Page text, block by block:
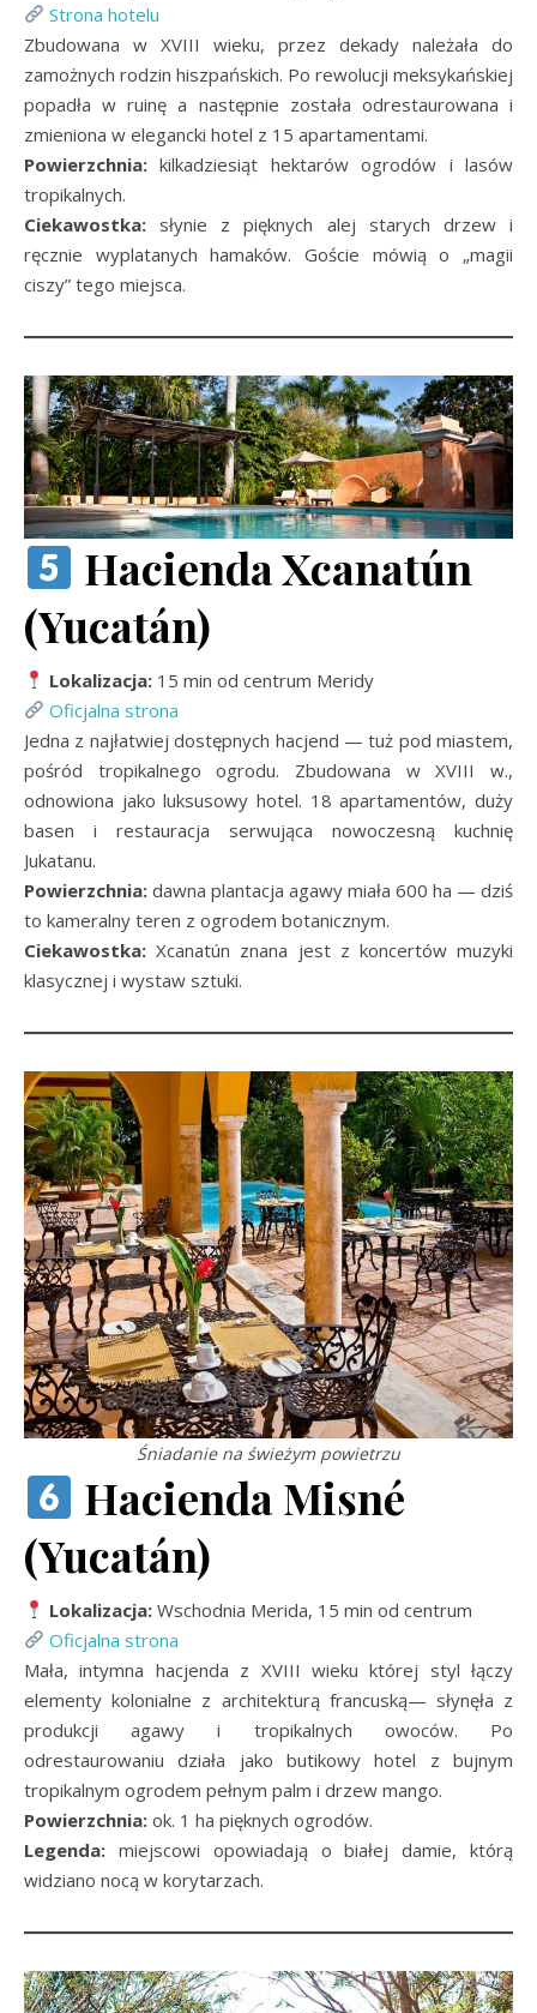
Strona hotelu
Zbudowana w XVIII wieku, przez dekady należała do
zamożnych rodzin hiszpańskich. Po rewolucji meksykańskiej
popadła w ruinę a następnie została odrestaurowana i
zmieniona w elegancki hotel z 15 apartamentami.
Powierzchnia: kilkadziesiąt hektarów ogrodów i lasów
tropikalnych.
Ciekawostka: słynie z pięknych alej starych drzew i
ręcznie wyplatanych hamaków. Goście mówią o „magii
ciszy” tego miejsca.
Hacienda Xcanatún
(Yucatán)
Lokalizacja: 15 min od centrum Meridy
Oficjalna strona
Jedna z najłatwiej dostępnych hacjend — tuż pod miastem,
pośród tropikalnego ogrodu. Zbudowana w XVIII w.,
odnowiona jako luksusowy hotel. 18 apartamentów, duży
basen i restauracja serwująca nowoczesną kuchnię
Jukatanu.
Powierzchnia: dawna plantacja agawy miała 600 ha — dziś
to kameralny teren z ogrodem botanicznym.
Ciekawostka: Xcanatún znana jest z koncertów muzyki
klasycznej i wystaw sztuki.
Śniadanie na świeżym powietrzu
Hacienda Misné
(Yucatán)
Lokalizacja: Wschodnia Merida, 15 min od centrum
Oficjalna strona
Mała, intymna hacjenda z XVIII wieku której styl łączy
elementy kolonialne z architekturą francuską— słynęła z
produkcji agawy i tropikalnych owoców. Po
odrestaurowaniu działa jako butikowy hotel z bujnym
tropikalnym ogrodem pełnym palm i drzew mango.
Powierzchnia: ok. 1 ha pięknych ogrodów.
Legenda: miejscowi opowiadają o białej damie, którą
widziano nocą w korytarzach.